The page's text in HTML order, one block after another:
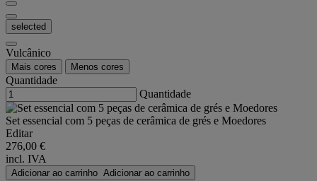
selected
Vulcânico
Mais cores Menos cores
Quantidade
Quantidade
Set essencial com 5 peças de cerâmica de grés e Moedores
Editar
276,00 €
incl. IVA
Adicionar ao carrinho Adicionar ao carrinho